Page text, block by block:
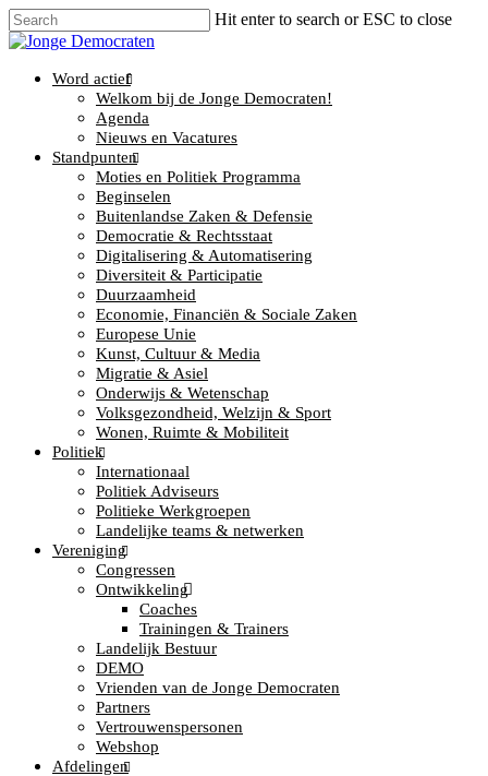
Hit enter to search or ESC to close
Word actief
Welkom bij de Jonge Democraten!
Agenda
Nieuws en Vacatures
Standpunten
Moties en Politiek Programma
Beginselen
Buitenlandse Zaken & Defensie
Democratie & Rechtsstaat
Digitalisering & Automatisering
Diversiteit & Participatie
Duurzaamheid
Economie, Financiën & Sociale Zaken
Europese Unie
Kunst, Cultuur & Media
Migratie & Asiel
Onderwijs & Wetenschap
Volksgezondheid, Welzijn & Sport
Wonen, Ruimte & Mobiliteit
Politiek
Internationaal
Politiek Adviseurs
Politieke Werkgroepen
Landelijke teams & netwerken
Vereniging
Congressen
Ontwikkeling
Coaches
Trainingen & Trainers
Landelijk Bestuur
DEMO
Vrienden van de Jonge Democraten
Partners
Vertrouwenspersonen
Webshop
Afdelingen